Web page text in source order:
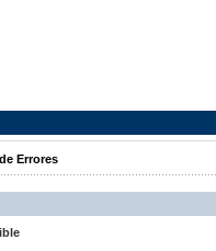
Errores